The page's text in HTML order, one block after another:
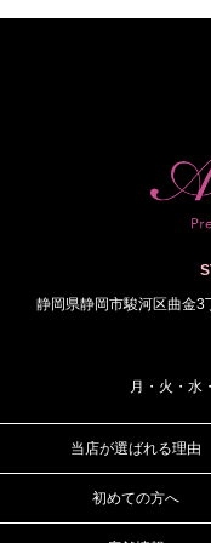
静岡県静岡市駿河区曲金
月・火・
当店が選ばれる理由
初めての方へ